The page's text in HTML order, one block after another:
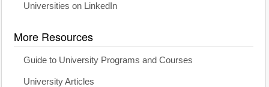
Universities on LinkedIn
More Resources
Guide to University Programs and Courses
University Articles